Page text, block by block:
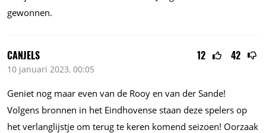
gewonnen.
12 42
CANJELS
10 januari 2023, 00:05
Geniet nog maar even van de Rooy en van der Sande!
Volgens bronnen in het Eindhovense staan deze spelers op
het verlanglijstje om terug te keren komend seizoen! Oorzaak